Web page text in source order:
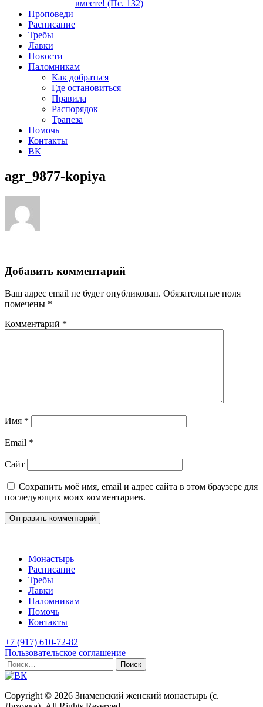
вместе! (Пс. 132)
Проповеди
Расписание
Требы
Лавки
Новости
Паломникам
Как добраться
Где остановиться
Правила
Распорядок
Трапеза
Помочь
Контакты
ВК
agr_9877-kopiya
Добавить комментарий
Ваш адрес email не будет опубликован. Обязательные поля
помечены *
Комментарий *
Имя *
Email *
Сайт
Сохранить моё имя, email и адрес сайта в этом браузере для
последующих моих комментариев.
Монастырь
Расписание
Требы
Лавки
Паломникам
Помочь
Контакты
+7 (917) 610-72-82
Пользовательское соглашение
Найти:
Copyright © 2026 Знаменский женский монастырь (с.